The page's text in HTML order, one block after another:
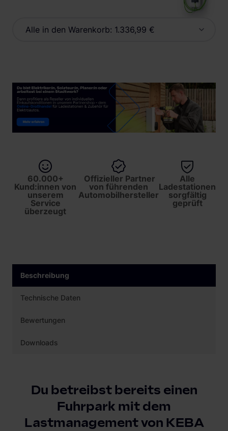
Alle in den Warenkorb: 1.336,99 €
60.000+
Kund:innen von
unserem
Service
überzeugt
Offizieller Partner
von führenden
Automobilhersteller
Alle
Ladestationen
sorgfältig
geprüft
Beschreibung
Technische Daten
Bewertungen
Downloads
Du betreibst bereits einen
Fuhrpark mit dem
Lastmanagement von KEBA